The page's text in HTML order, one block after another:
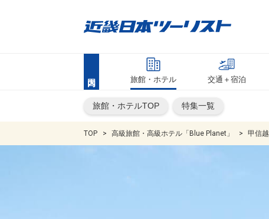
旅館・ホテル 交通＋宿泊
旅館・ホテルTOP 特集一覧
TOP 高級旅館・高級ホテル「Blue Planet」 甲信越